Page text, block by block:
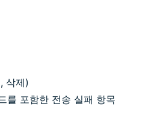
삭제)
를 포함한 전송 실패 항목